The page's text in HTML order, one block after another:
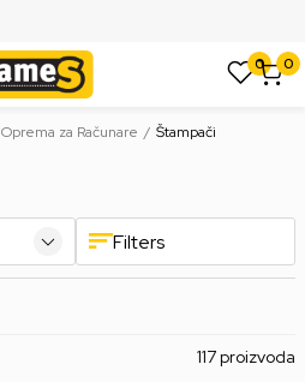
0 0
Oprema za Računare Štampači
Filters
117 proizvoda